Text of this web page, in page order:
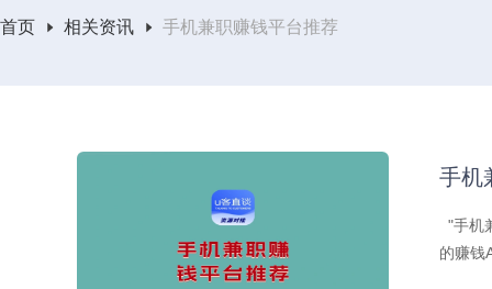
首页 相关资讯 手机兼职赚钱平台推荐
手机
"手机
的赚钱